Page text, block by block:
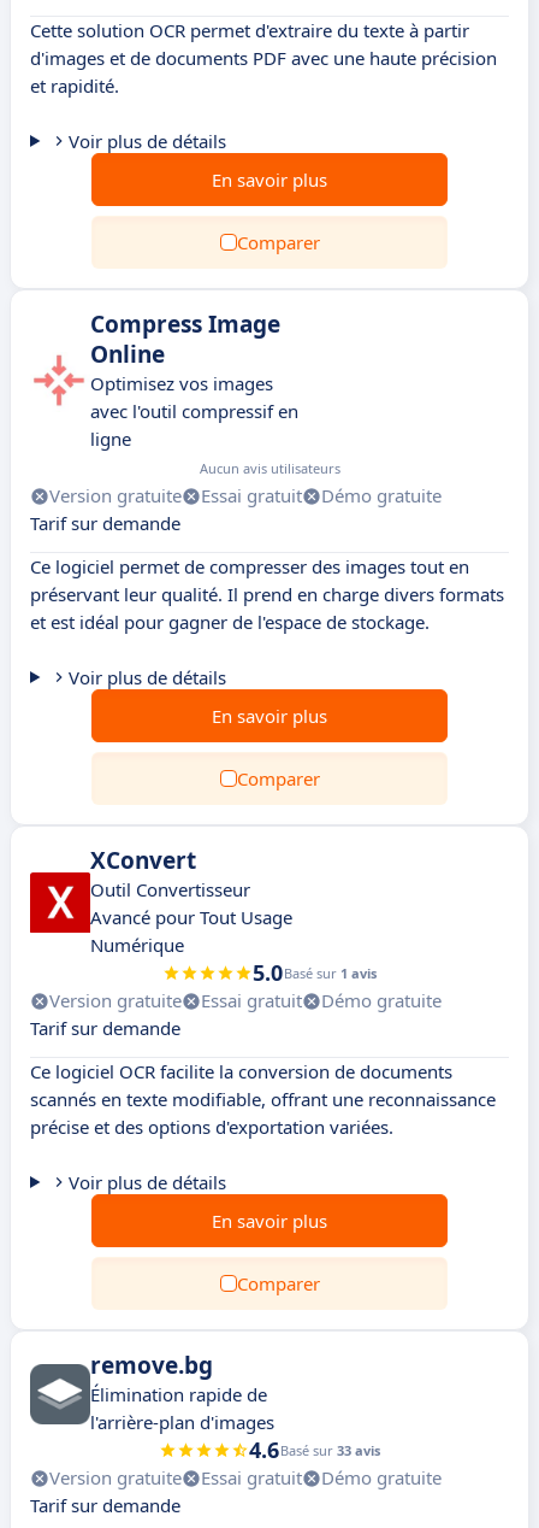
Cette solution OCR permet d'extraire du texte à partir
d'images et de documents PDF avec une haute précision
et rapidité.
Voir plus de détails
En savoir plus
Comparer
Compress Image
Online
Optimisez vos images
avec l'outil compressif en
ligne
Aucun avis utilisateurs
Version gratuite Essai gratuit
Démo gratuite
Tarif sur demande
Ce logiciel permet de compresser des images tout en
préservant leur qualité. Il prend en charge divers formats
et est idéal pour gagner de l'espace de stockage.
Voir plus de détails
En savoir plus
Comparer
XConvert
Outil Convertisseur
Avancé pour Tout Usage
Numérique
5.0Basé sur 1 avis
Version gratuite Essai gratuit
Démo gratuite
Tarif sur demande
Ce logiciel OCR facilite la conversion de documents
scannés en texte modifiable, offrant une reconnaissance
précise et des options d'exportation variées.
Voir plus de détails
En savoir plus
Comparer
remove.bg
Élimination rapide de
l'arrière-plan d'images
4.6Basé sur 33 avis
Version gratuite Essai gratuit
Démo gratuite
Tarif sur demande